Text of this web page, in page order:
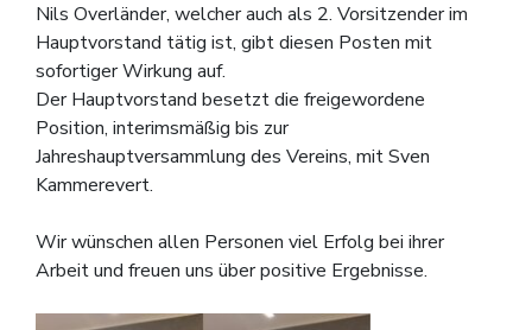
Nils Overländer, welcher auch als 2. Vorsitzender im
Hauptvorstand tätig ist, gibt diesen Posten mit
sofortiger Wirkung auf.
Der Hauptvorstand besetzt die freigewordene
Position, interimsmäßig bis zur
Jahreshauptversammlung des Vereins, mit Sven
Kammerevert.
Wir wünschen allen Personen viel Erfolg bei ihrer
Arbeit und freuen uns über positive Ergebnisse.